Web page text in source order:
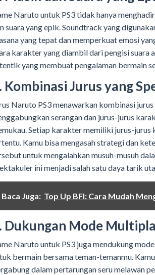
Naruto untuk PS3 tidak hanya
suara yang epik. Soundtrack yang
yang tepat dan memperkuat emosi
karakter yang diambil dari pengisi suara
yang membuat pengalaman bermain
Kombinasi Jurus yang
Naruto PS3 menawarkan kombinasi
serangan dan jurus-jurus
Setiap karakter memiliki jurus-jurus
Kamu bisa mengasah strategi dan
untuk mengalahkan musuh-musuh
ini menjadi salah satu daya tarik
Baca Juga: Top Up BFI: Cara Mudah
Dukungan Mode
Naruto untuk PS3 juga mendukung
bermain bersama teman-temanmu.
dalam pertarungan seru melawan